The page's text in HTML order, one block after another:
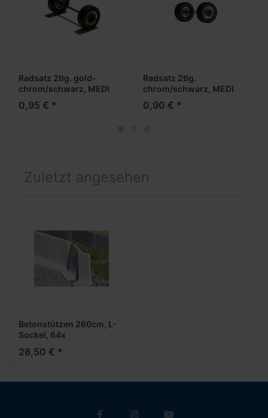
Radsatz 2tlg. gold-
chrom/schwarz, MEDI
Breitreifen (Vorderachse /
Aufliegerachse)
0,95 € *
Radsatz 2tlg.
chrom/schwarz, MEDI
Breitreifen (Vorderachse /
Aufliegerachse)
0,90 € *
Zuletzt angesehen
Betonstützen 260cm, L-
Sockel, 64x
28,50 € *